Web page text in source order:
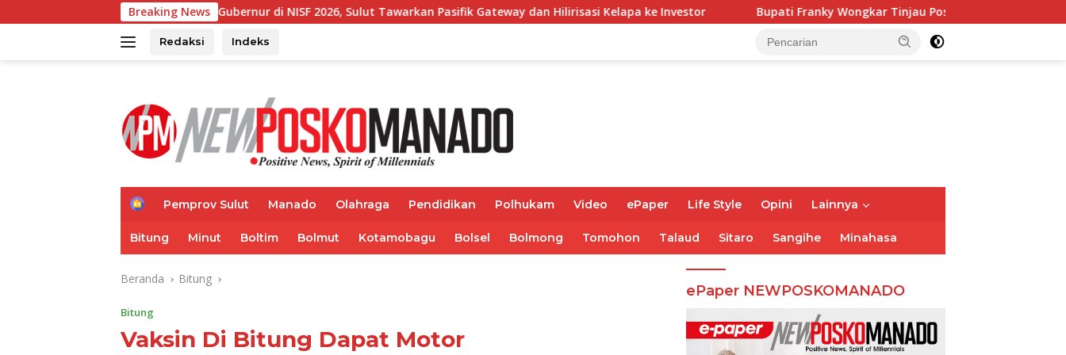
ke
Breaking News
Sambutan Gubernur di NISF 2026, Sulut Tawarkan Pasifik Gateway dan Hilirisasi Kelapa ke Investor Bupati Franky Wongkar Tinjau Posko Siaga Karhutla, Pastikan
Redaksi Indeks
H
e
Pemprov Sulut Manado Olahraga Pendidikan Polhukam Video ePaper Life Style Opini Lainnya
Bitung Minut Boltim Bolmut Kotamobagu Bolsel Bolmong Tomohon Talaud Sitaro Sangihe Minahasa
Beranda Bitung
Bitung
Vaksin Di Bitung Dapat Motor
ePaper NEWPOSKOMANADO